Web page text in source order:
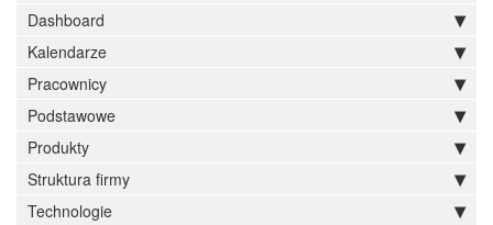
Dashboard
Kalendarze
Pracownicy
Podstawowe
Produkty
Struktura firmy
Technologie